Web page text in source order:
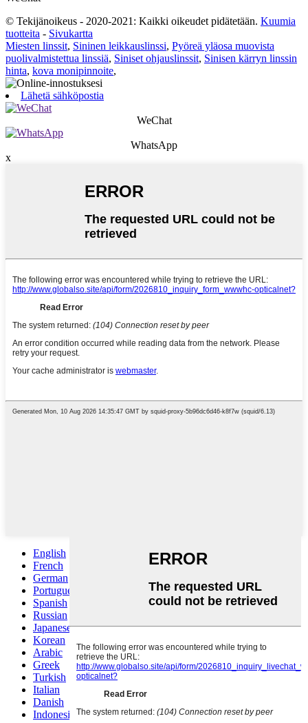
© Tekijänoikeus - 2020-2021: Kaikki oikeudet pidätetään. Kuumia
tuotteita - Sivukartta
Miesten linssit, Sininen leikkauslinssi, Pyöreä yläosa muovista
puolivalmistettua linssiä, Siniset ohjauslinssit, Sinisen kärryn linssin
hinta, kova monipinnoite,
Lähetä sähköpostia
WeChat
WhatsApp
x
English
French
German
Portuguese
Spanish
Russian
Japanese
Korean
Arabic
Greek
Turkish
Italian
Danish
Indonesian